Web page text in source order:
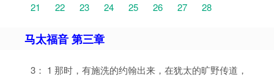
21
22 23 24 25 26 27 28
马太福音 第三章
3： 1 那时，有施洗的约翰出来，在犹太的旷野传道，